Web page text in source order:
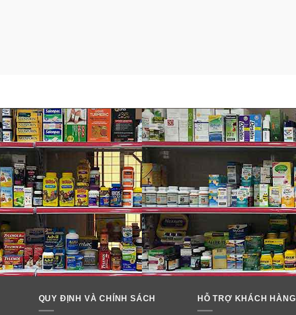
QUY ĐỊNH VÀ CHÍNH SÁCH HỖ TRỢ KHÁCH HÀNG